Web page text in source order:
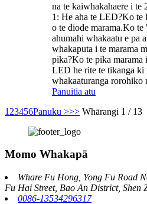
na te kaiwhakahaere i te
1: He aha te LED?Ko te
o te diode marama.Ko
ahumahi whakaatu e pa
whakaputa i te marama
pika?Ko te pika marama
LED he rite te tikanga
whakaaturanga rorohiko
Pānuitia atu
1 23456Panuku >>> Whārangi 1 / 13
Momo Whakapā
Whare Fu Hong, Yong Fu Road
Fu Hai Street, Bao An District, Shen
0086-13534296317